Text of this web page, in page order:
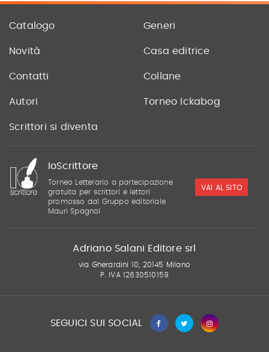
Catalogo Generi
Novità Casa editrice
Contatti Collane
Autori Torneo Ickabog
Scrittori si diventa
IoScrittore
Torneo Letterario a partecipazione
gratuita per scrittori e lettori
promosso dal Gruppo editoriale
Mauri Spagnol
VAI AL SITO
Adriano Salani Editore srl
via Gherardini 10, 20145 Milano
P. IVA 12630510159
SEGUICI SUI SOCIAL